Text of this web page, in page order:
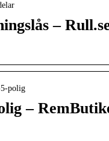
–
5-polig
–